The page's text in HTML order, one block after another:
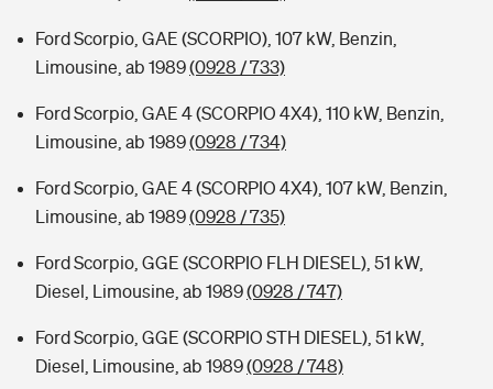
Ford Scorpio, GAE (SCORPIO), 107 kW, Benzin,
Limousine, ab 1989(0928 / 733)
Ford Scorpio, GAE 4 (SCORPIO 4X4), 110 kW, Benzin,
Limousine, ab 1989(0928 / 734)
Ford Scorpio, GAE 4 (SCORPIO 4X4), 107 kW, Benzin,
Limousine, ab 1989(0928 / 735)
Ford Scorpio, GGE (SCORPIO FLH DIESEL), 51 kW,
Diesel, Limousine, ab 1989(0928 / 747)
Ford Scorpio, GGE (SCORPIO STH DIESEL), 51 kW,
Diesel, Limousine, ab 1989(0928 / 748)